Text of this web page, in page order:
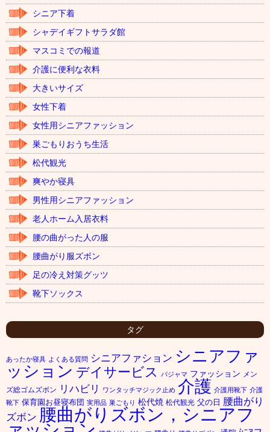
シニア下着
シャデイギフトサラダ館
マスコミでの報道
介護に便利な衣料
大きいサイズ
女性下着
女性用シニアファッション
巣ごもりおうち生活
松代観光
爽やか寝具
男性用シニアファッション
老人ホーム入居衣料
腰の曲がった人の服
腰曲がり服ズボン
足の冷え対策グッツ
靴下ソックス
タグ
あったか寝具 よくある質問 シニアファション シニアファ
ッション デイサービス パジャマ ファッション メン
ズ総ゴムズボン
リハビリ ワンタッチマジック止め 介護 介護用靴下 介護
靴下 保育園お昼寝布団 実用品 巣ごもり 松代焼 松代観光 父の日 腰曲がり
ズボン 腰曲がりズボン，シニアフ